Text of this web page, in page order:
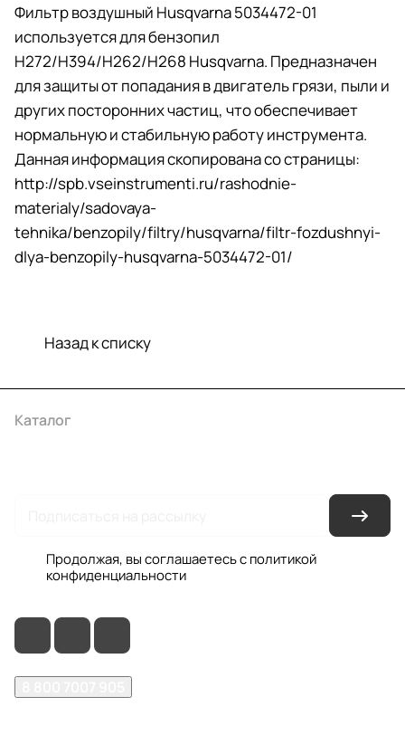
Фильтр воздушный Husqvarna 5034472-01
используется для бензопил
H272/H394/H262/H268 Husqvarna. Предназначен
для защиты от попадания в двигатель грязи, пыли и
других посторонних частиц, что обеспечивает
нормальную и стабильную работу инструмента.
Данная информация скопирована со страницы:
http://spb.vseinstrumenti.ru/rashodnie-
materialy/sadovaya-
tehnika/benzopily/filtry/husqvarna/filtr-fozdushnyi-
dlya-benzopily-husqvarna-5034472-01/
Назад к списку
Каталог
Продолжая, вы соглашаетесь с политикой
конфиденциальности